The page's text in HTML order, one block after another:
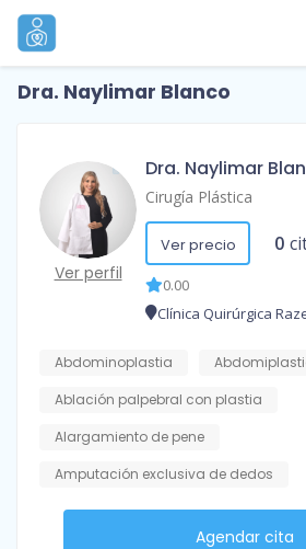
Dra. Naylimar Blanco
Ver perfil
Dra. Naylimar
Cirugía Plástica
Ver precio 0
0.00
Clínica Quirúrgica
Abdominoplastia
Ablación palpebral con plastia
Alargamiento de pene
Amputación exclusiva de dedos
Agendar cita